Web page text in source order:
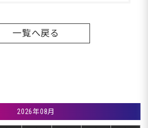
一覧へ戻る
2026年08月